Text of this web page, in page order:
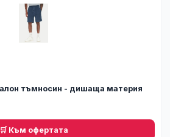
Мъжки спортен панталон тъмносин - дишаща материя
🛒 Към офертата